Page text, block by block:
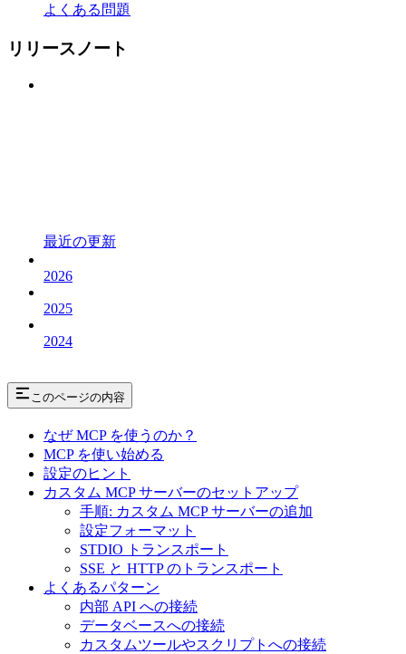
よくある問題
リリースノート
最近の更新
2026
2025
2024
このページの内容
なぜ MCP を使うのか？
MCP を使い始める
設定のヒント
カスタム MCP サーバーのセットアップ
手順: カスタム MCP サーバーの追加
設定フォーマット
STDIO トランスポート
SSE と HTTP のトランスポート
よくあるパターン
内部 API への接続
データベースへの接続
カスタムツールやスクリプトへの接続